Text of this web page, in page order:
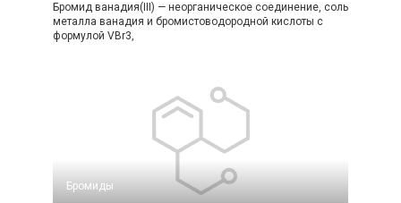
Бромид ванадия(III) — неорганическое соединение, соль
металла ванадия и бромистоводородной кислоты с
формулой VBr3,
Бромиды‎